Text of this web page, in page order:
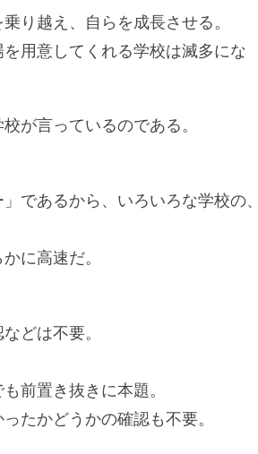
り越え、自らを成長させる。
用意してくれる学校は滅多にな
が言っているのである。
であるから、いろいろな学校の、
に高速だ。
どは不要。
前置き抜きに本題。
たかどうかの確認も不要。